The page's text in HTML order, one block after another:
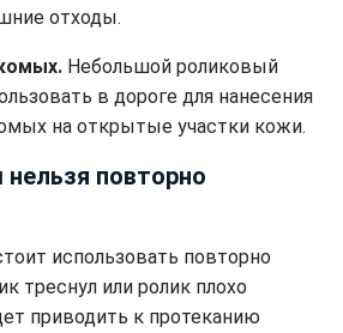
отходы.
Небольшой роликовый
в дороге для нанесения
на открытые участки кожи.
повторно
использовать повторно
треснул или ролик плохо
приводить к протеканию